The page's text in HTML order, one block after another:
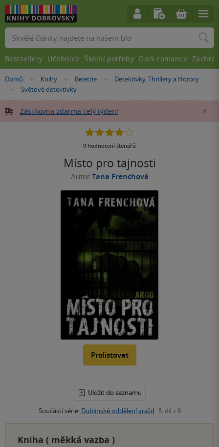
Nacházíte
Domů »Knihy »Beletrie »
Detektivky, Thrillery a Horory
»
Světové detektivky
Zásilkovna zdarma celý týden!
Místo pro tajnosti
Autor Tana Frenchová
Prolistovat
Uložit do seznamu
Součástí série: Dublinské oddělení vražd 5. díl z 6
3.9
5
9 hodnocení čtenářů
Kniha ( měkká vazba )
Vyhledávání
Bestsellery Učebnice Školní potřeby Dark romance